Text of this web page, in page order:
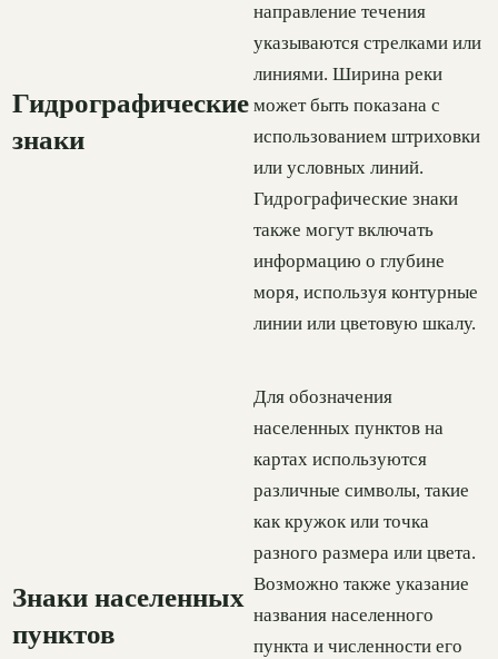
Гидрографические
знаки
направление течения
указываются стрелками или
линиями. Ширина реки
может быть показана с
использованием штриховки
или условных линий.
Гидрографические знаки
также могут включать
информацию о глубине
моря, используя контурные
линии или цветовую шкалу.
Знаки населенных
пунктов
Для обозначения
населенных пунктов на
картах используются
различные символы, такие
как кружок или точка
разного размера или цвета.
Возможно также указание
названия населенного
пункта и численности его